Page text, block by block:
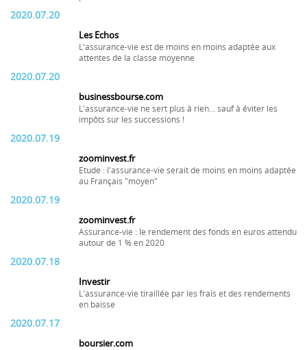
2020.07.20
Les Echos
L'assurance-vie est de moins en moins adaptée aux
attentes de la classe moyenne
2020.07.20
businessbourse.com
L'assurance-vie ne sert plus à rien... sauf à éviter les
impôts sur les successions !
2020.07.19
zoominvest.fr
Etude : l'assurance-vie serait de moins en moins adaptée
au Français "moyen"
2020.07.19
zoominvest.fr
Assurance-vie : le rendement des fonds en euros attendu
autour de 1 % en 2020
2020.07.18
Investir
L'assurance-vie tiraillée par les frais et des rendements
en baisse
2020.07.17
boursier.com